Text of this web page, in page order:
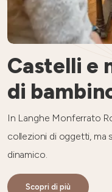
Castelli e
di
In Langhe Monferrato
collezioni di oggetti, ma
dinamico.
Scopri di più